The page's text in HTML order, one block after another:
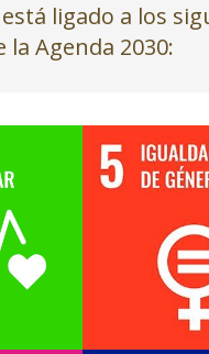
ligado a los
la Agenda 2030: